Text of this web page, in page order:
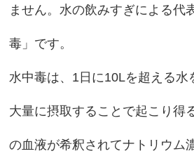
ません。水の飲みすぎによる代
毒」です。
水中毒は、1日に10Lを超える水
大量に摂取することで起こり得
の血液が希釈されてナトリウム